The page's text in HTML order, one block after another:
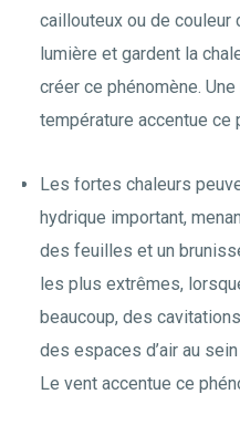
caillouteux ou de
lumière et gardent la
créer ce phénomène.
température accentue ce
Les fortes chaleurs
hydrique important,
des feuilles et un
les plus extrêmes,
beaucoup, des
des espaces d’air au
Le vent accentue ce